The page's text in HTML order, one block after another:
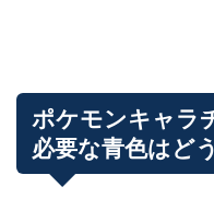
ポケモンキャラ
必要な青色はど